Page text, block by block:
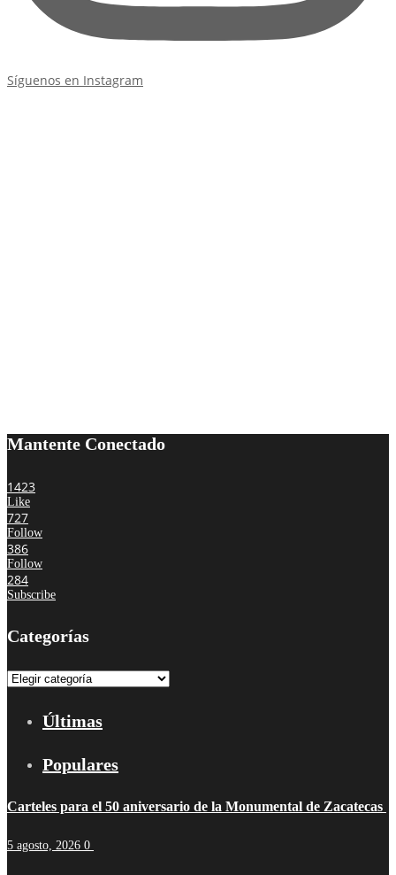
Síguenos en Instagram
Mantente Conectado
1423
Like
727
Follow
386
Follow
284
Subscribe
Categorías
Categorías
Últimas
Populares
Carteles para el 50 aniversario de la Monumental de Zacatecas
5 agosto, 2026 0